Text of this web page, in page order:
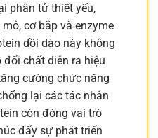
phân tử thiết yếu,
cơ bắp và enzyme
dồi dào này không
chất diễn ra hiệu
cường chức năng
lại các tác nhân
còn đóng vai trò
đẩy sự phát triển